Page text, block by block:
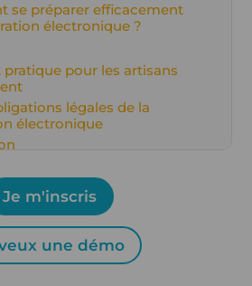
se préparer efficacement
électronique ?
pratique pour les artisans
légales de la
électronique
Je m'inscris
une démo